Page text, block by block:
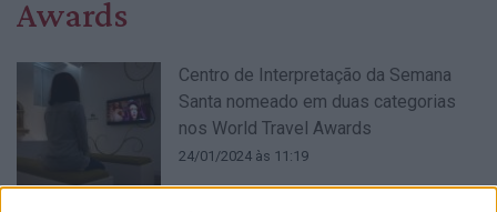
Awards
Centro de Interpretação da Semana
Santa nomeado em duas categorias
nos World Travel Awards
24/01/2024 às 11:19